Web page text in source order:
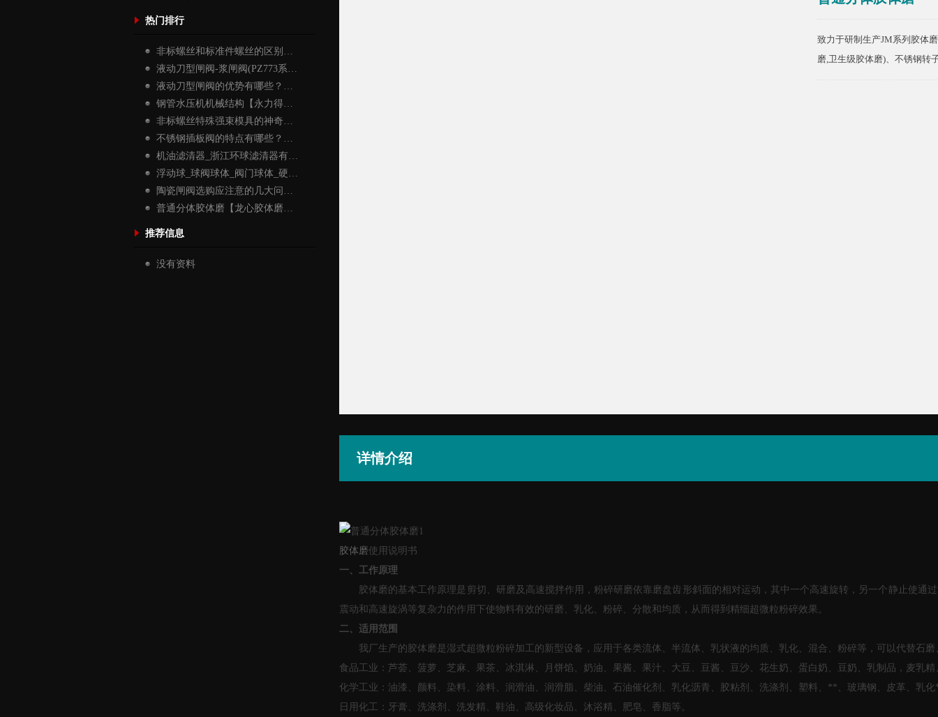
热门排行
非标螺丝和标准件螺丝的区别…
液动刀型闸阀-浆闸阀(PZ773系…
液动刀型闸阀的优势有哪些？…
钢管水压机机械结构【永力得…
非标螺丝特殊强束模具的神奇…
不锈钢插板阀的特点有哪些？…
机油滤清器_浙江环球滤清器有…
浮动球_球阀球体_阀门球体_硬…
陶瓷闸阀选购应注意的几大问…
普通分体胶体磨【龙心胶体磨…
推荐信息
没有资料
致力于研制生产JM系列胶体
磨,卫生级胶体磨)、不锈钢转
详情介绍
胶体磨使用说明书
一、工作原理
胶体磨的基本工作原理是 剪切 、 研磨及高速搅拌作用 ，粉碎研磨依靠磨盘齿形斜面的相对运动， 其中一个高速旋转，另一个静 止使通
震动和 高速旋涡等复杂力的作用下使物料有效的研磨、乳化、粉碎、分散和均质，从而得到精细超微粒粉碎效果。
二、适用范围
我厂生产的胶体磨是湿式超微粒粉碎加工的新型设备，应用于各类流体、半流体、乳状液的均质、乳化、混合、粉碎等，可以代替石
食品工业：芦荟、 菠萝 、芝麻、果茶、冰淇淋、月饼馅、奶油、果酱、果汁、大豆、豆酱、豆沙、花生奶、蛋白奶、豆奶、乳制品，麦乳
化学工业：油漆、颜料、染料、涂料、润滑油、润滑脂、柴油、石油催化剂、乳化沥青、胶粘剂、洗涤剂、塑料、**、玻璃钢、皮革、乳
日用化工：牙膏、洗涤剂、洗发精、鞋油、高级化妆品、沐浴精、肥皂、香脂等。